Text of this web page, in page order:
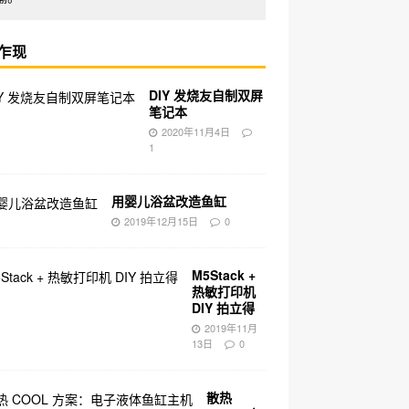
现
DIY 发烧友自制双屏
笔记本
2020年11月4日
1
用婴儿浴盆改造鱼缸
2019年12月15日 0
M5Stack +
热敏打印机
DIY 拍立得
2019年11月
13日
0
散热